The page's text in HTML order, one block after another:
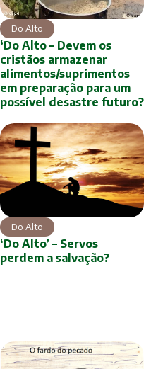
Do Alto
‘Do Alto – Devem os
cristãos armazenar
alimentos/suprimentos
em preparação para um
possível desastre futuro?
Do Alto
‘Do Alto’ – Servos
perdem a salvação?